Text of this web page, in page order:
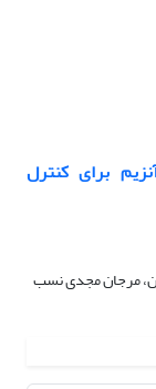
برای کنترل
مرجان مجدی نسب